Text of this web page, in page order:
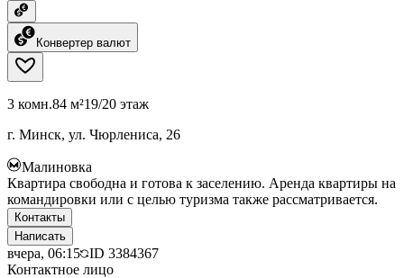
Конвертер валют
3 комн.84 м²19/20 этаж
г. Минск, ул. Чюрлениса, 26
Малиновка
Квартира свободна и готова к заселению. Аренда квартиры на
командировки или с целью туризма также рассматривается.
Контакты
Написать
вчера, 06:15 ID 3384367
Контактное лицо